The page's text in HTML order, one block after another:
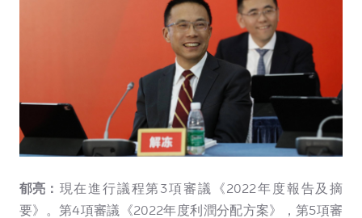
郁亮： 現在進行議程第3項審議《2022年度報告及摘
要》。第4項審議《2022年度利潤分配方案》，第5項審